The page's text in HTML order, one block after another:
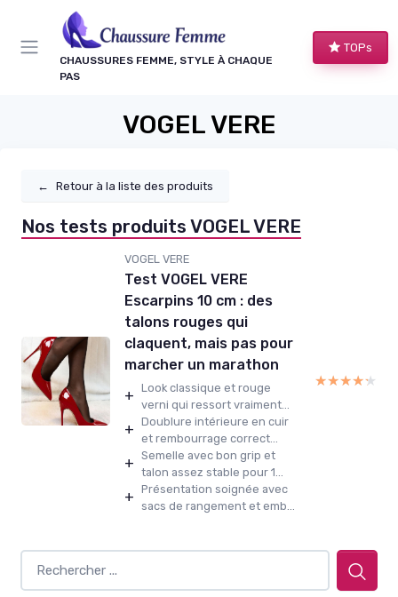
CHAUSSURES FEMME, STYLE À CHAQUE
PAS
TOPs
VOGEL VERE
← Retour à la liste des produits
Nos tests produits VOGEL VERE
VOGEL VERE
Test VOGEL VERE
Escarpins 10 cm : des
talons rouges qui
claquent, mais pas pour
marcher un marathon
+ Look classique et rouge
verni qui ressort vraiment...
+ Doublure intérieure en cuir
et rembourrage correct...
+ Semelle avec bon grip et
talon assez stable pour 1...
+ Présentation soignée avec
sacs de rangement et emb...
★★★★★
★★★★★
Panneau de gestion des cookies